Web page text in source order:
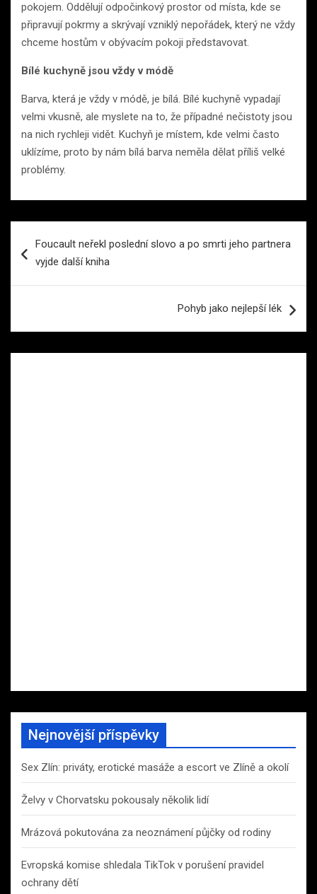
pokojem. Oddělují odpočinkový prostor od místa, kde se
připravují pokrmy a skrývají vzniklý nepořádek, který ne vždy
chceme hostům v obývacím pokoji představovat.
Bílé kuchyně jsou vždy v módě
Barva, která je vždy v módě, je bílá. Bílé kuchyně vypadají
velmi vkusně, ale myslete na to, že případné nečistoty jsou
na nich rychleji vidět. Kuchyň je místem, kde velmi často
uklízíme, proto by nám bílá barva neměla dělat příliš velké
problémy.
proFoucault neřekl poslední slovo a po smrti jeho partnera
vyjde další kniha
Pohyb jako nejlepší lék
Nejnovější příspěvky
Sex Zlín: priváty, erotické masáže a escort ve Zlíně a okolí
Želvy v Chorvatsku pokousaly několik lidí
Mrázová pokutována za neoznámení půjčky od rodiny
Evropská komise shledala TikTok v porušení pravidel
ochrany dětí